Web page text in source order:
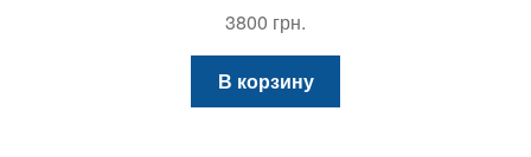
3800 грн.
В корзину